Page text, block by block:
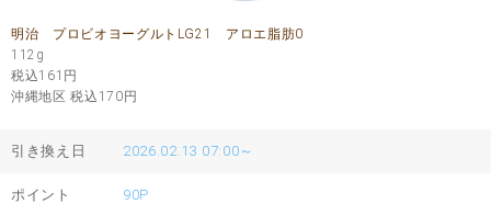
明治 プロビオヨーグルトLG21 アロエ脂肪0
112g
税込161 円
沖縄地区 税込170円
引き換え日 2026.02.13 07:00～
ポイント 90P